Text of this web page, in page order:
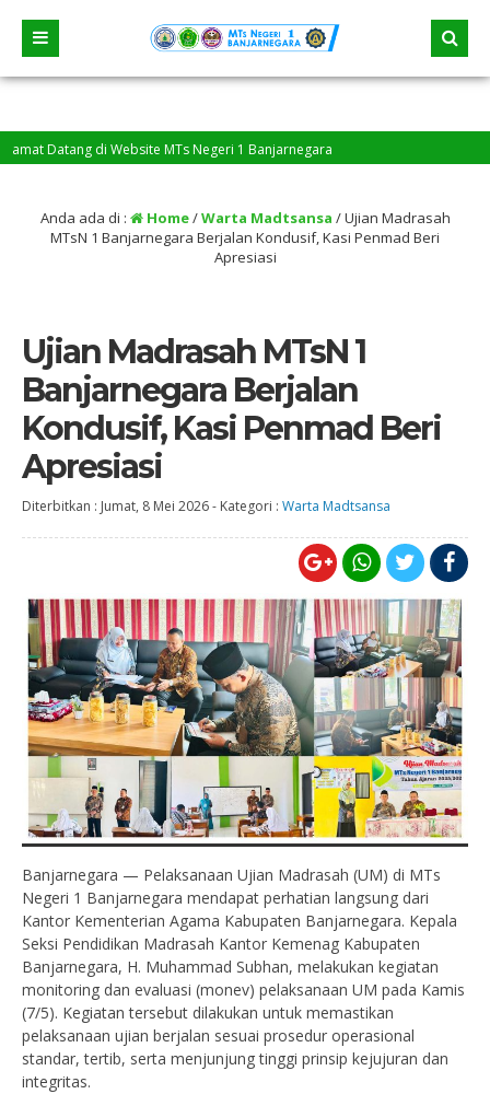
Datang di Website MTs Negeri 1 Banjarnegara
Anda ada di : Home/Warta Madtsansa /Ujian Madrasah
MTsN 1 Banjarnegara Berjalan Kondusif, Kasi Penmad Beri
Apresiasi
Ujian Madrasah MTsN 1
Banjarnegara Berjalan
Kondusif, Kasi Penmad Beri
Apresiasi
Diterbitkan : Jumat, 8 Mei 2026- Kategori : Warta Madtsansa
Banjarnegara — Pelaksanaan Ujian Madrasah (UM) di MTs
Negeri 1 Banjarnegara mendapat perhatian langsung dari
Kantor Kementerian Agama Kabupaten Banjarnegara. Kepala
Seksi Pendidikan Madrasah Kantor Kemenag Kabupaten
Banjarnegara, H. Muhammad Subhan, melakukan kegiatan
monitoring dan evaluasi (monev) pelaksanaan UM pada Kamis
(7/5). Kegiatan tersebut dilakukan untuk memastikan
pelaksanaan ujian berjalan sesuai prosedur operasional
standar, tertib, serta menjunjung tinggi prinsip kejujuran dan
integritas.